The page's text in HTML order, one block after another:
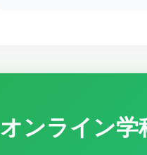
オンライン学